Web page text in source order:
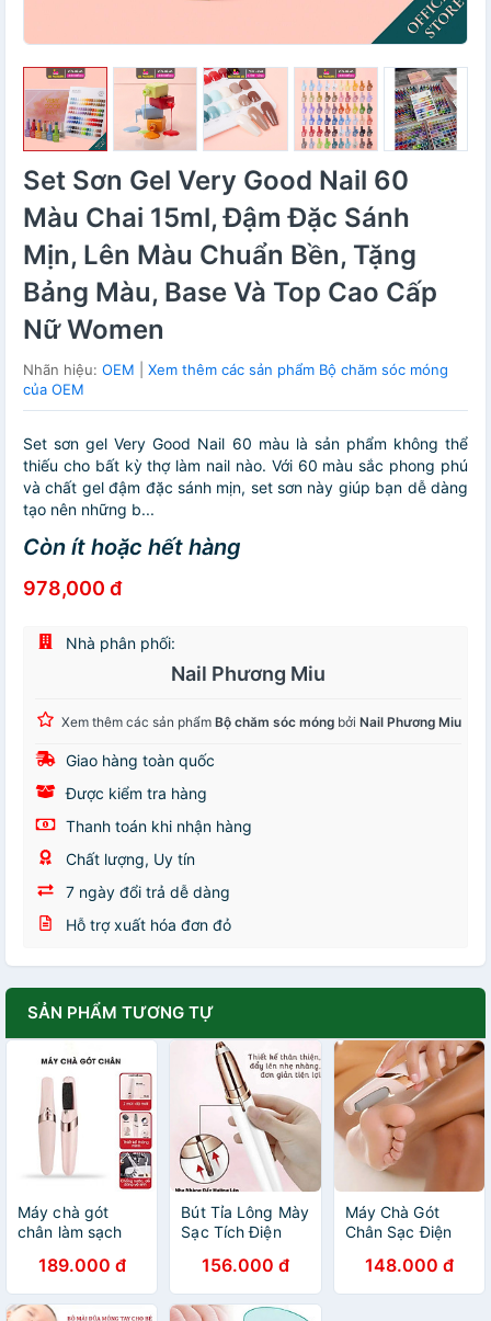
Set Sơn Gel Very Good Nail 60
Màu Chai 15ml, Đậm Đặc Sánh
Mịn, Lên Màu Chuẩn Bền, Tặng
Bảng Màu, Base Và Top Cao Cấp
Nữ Women
Nhãn hiệu: OEM
Xem thêm các sản phẩm Bộ chăm sóc móng
của OEM
Set sơn gel Very Good Nail 60 màu là sản phẩm không thể
thiếu cho bất kỳ thợ làm nail nào. Với 60 màu sắc phong phú
và chất gel đậm đặc sánh mịn, set sơn này giúp bạn dễ dàng
tạo nên những b...
Còn ít hoặc hết hàng
978,000 đ
Nhà phân phối:
Nail Phương Miu
Xem thêm các sản phẩm Bộ chăm sóc móng bởi Nail Phương Miu
Giao hàng toàn quốc
Được kiểm tra hàng
Thanh toán khi nhận hàng
Chất lượng, Uy tín
7 ngày đổi trả dễ dàng
Hỗ trợ xuất hóa đơn đỏ
SẢN PHẨM TƯƠNG TỰ
Máy chà gót
chân làm sạch
chà mịn chà
nhám
189.000 đ
Bút Tỉa Lông Mày
Sạc Tích Điện
Cạo Lông Mày
lông mũi, Tiện
Dụng Cho Nữ
156.000 đ
Máy Chà Gót
Chân Sạc Điện
Nay - An Toàn,
Không Đau Rát
148.000 đ